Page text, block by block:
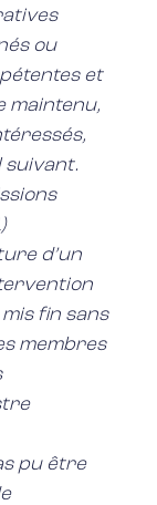
ou
et
maintenu,
suivant.
d’un
fin sans
membres
pu être